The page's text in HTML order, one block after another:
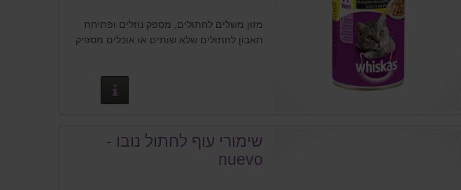
מזון משלים לחתולים, מספק נוזלים ופתיחת
תאבון לחתולים שלא שותים או אוכלים מספיק
שימורי עוף לחתול נובו -
nuevo